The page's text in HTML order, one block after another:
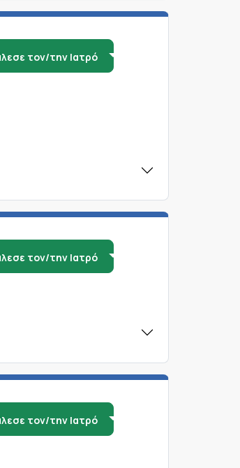
τον/την Ιατρό
τον/την Ιατρό
τον/την Ιατρό